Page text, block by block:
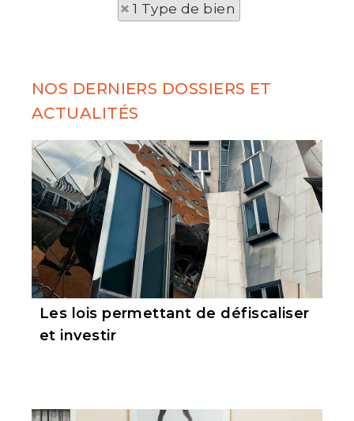
1 Type de bien
NOS DERNIERS DOSSIERS ET
ACTUALITÉS
Les lois permettant de défiscaliser
et investir